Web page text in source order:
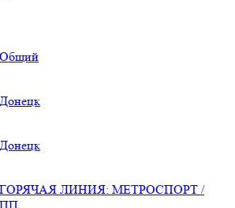
Общий
Донецк
Донецк
ГОРЯЧАЯ ЛИНИЯ: МЕТРОСПОРТ /